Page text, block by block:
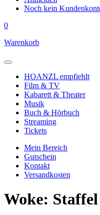
Noch kein
0
Warenkorb
HOANZL empfiehlt
Film & TV
Kabarett & Theater
Musik
Buch & Hörbuch
Streaming
Tickets
Mein Bereich
Gutschein
Kontakt
Versandkosten
Woke: